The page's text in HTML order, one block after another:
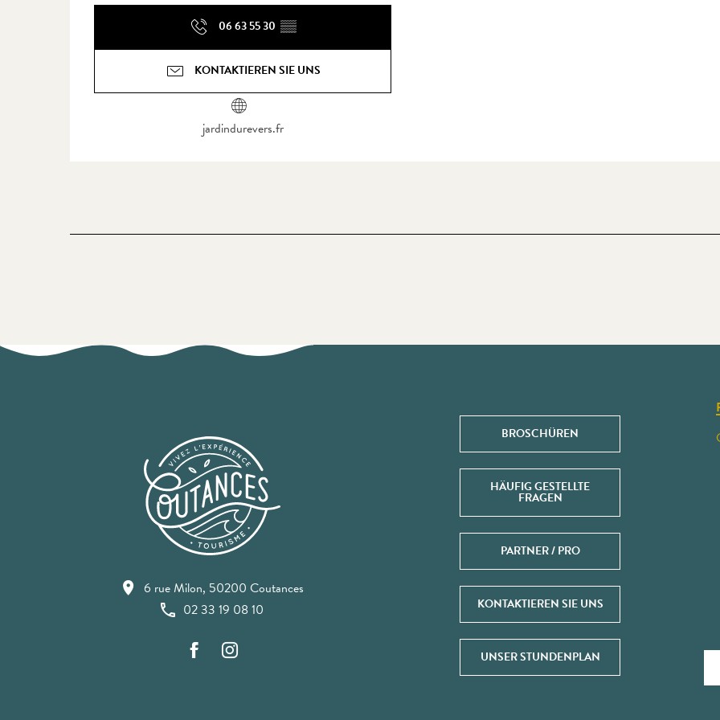
06 63 55 30 ▒▒
KONTAKTIEREN SIE UNS
jardindurevers.fr
6 rue Milon, 50200 Coutances
02 33 19 08 10
BROSCHÜREN
HÄUFIG GESTELLTE
FRAGEN
PARTNER / PRO
KONTAKTIEREN SIE UNS
UNSER STUNDENPLAN